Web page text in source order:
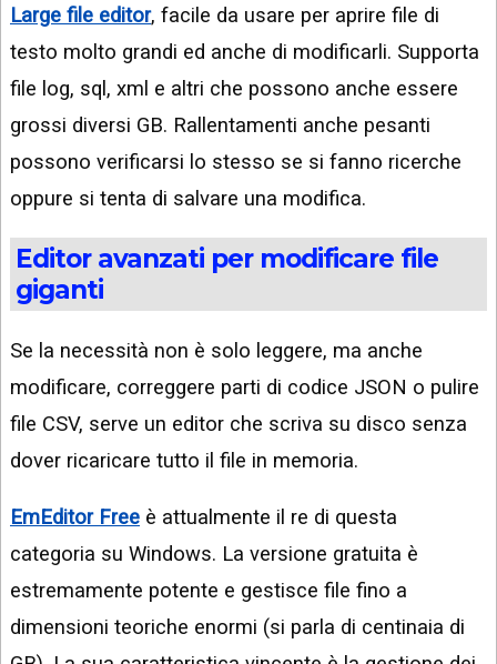
Large file editor, facile da usare per aprire file di
testo molto grandi ed anche di modificarli. Supporta
file log, sql, xml e altri che possono anche essere
grossi diversi GB. Rallentamenti anche pesanti
possono verificarsi lo stesso se si fanno ricerche
oppure si tenta di salvare una modifica.
Editor avanzati per modificare file
giganti
Se la necessità non è solo leggere, ma anche
modificare, correggere parti di codice JSON o pulire
file CSV, serve un editor che scriva su disco senza
dover ricaricare tutto il file in memoria.
EmEditor Free è attualmente il re di questa
categoria su Windows. La versione gratuita è
estremamente potente e gestisce file fino a
dimensioni teoriche enormi (si parla di centinaia di